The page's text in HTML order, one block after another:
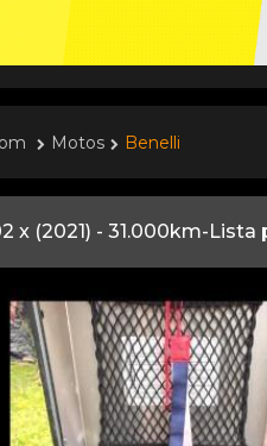
Motos Benelli
x (2021) - 31.000km-Lista